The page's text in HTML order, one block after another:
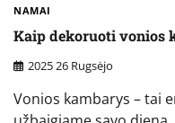
NAMAI
Kaip dekoruoti vonios
2025 26 Rugsėjo
Vonios kambarys – tai